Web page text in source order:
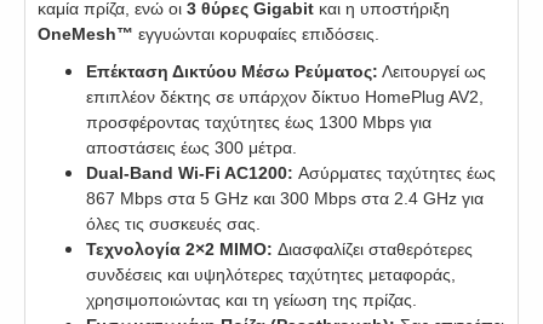
καμία πρίζα, ενώ οι 3 θύρες Gigabit και η υποστήριξη
OneMesh™ εγγυώνται κορυφαίες επιδόσεις.
Επέκταση Δικτύου Μέσω Ρεύματος: Λειτουργεί ως
επιπλέον δέκτης σε υπάρχον δίκτυο HomePlug AV2,
προσφέροντας ταχύτητες έως 1300 Mbps για
αποστάσεις έως 300 μέτρα.
Dual-Band Wi-Fi AC1200: Ασύρματες ταχύτητες έως
867 Mbps στα 5 GHz και 300 Mbps στα 2.4 GHz για
όλες τις συσκευές σας.
Τεχνολογία 2×2 MIMO: Διασφαλίζει σταθερότερες
συνδέσεις και υψηλότερες ταχύτητες μεταφοράς,
χρησιμοποιώντας και τη γείωση της πρίζας.